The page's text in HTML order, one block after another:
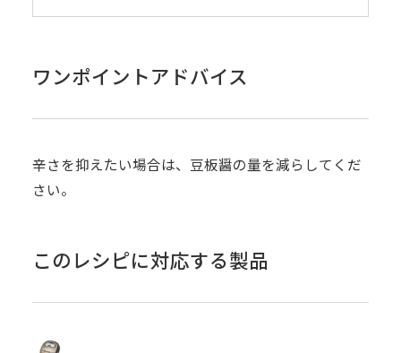
ワンポイントアドバイス
辛さを抑えたい場合は、豆板醤の量を減らしてくだ
さい。
このレシピに対応する製品